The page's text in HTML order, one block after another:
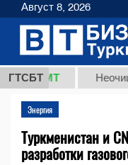
ГТСБТ
ТМТ Неочищенная
Энергия
Туркменистан и
разработки
Август 8, 2026